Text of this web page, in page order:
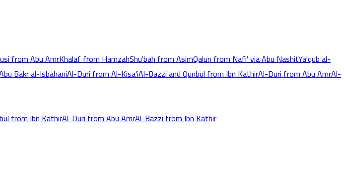
from Abu AmrKhalaf from HamzahShu'bah from AsimQalun from Nafi' via Abu NashitYa'qub al-
Bakr al-IsbahaniAl-Duri from Al-Kisa'iAl-Bazzi and Qunbul from Ibn KathirAl-Duri from Abu AmrAl-
from Ibn KathirAl-Duri from Abu AmrAl-Bazzi from Ibn Kathir